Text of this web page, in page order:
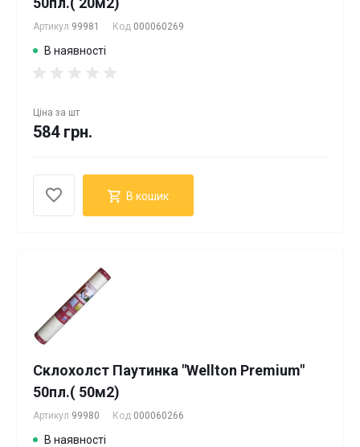
Артикул 99981 Код 000060269
В наявності
Ціна за шт
584 грн.
В кошик
Склохолст Паутинка "Wellton Premium"
50пл.( 50м2)
Артикул 99980 Код 000060266
В наявності